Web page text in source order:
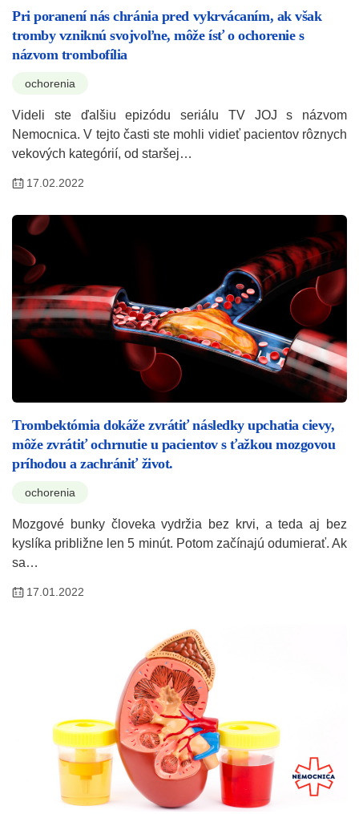
Pri poranení nás chránia pred vykrvácaním, ak však
tromby vzniknú svojvoľne, môže ísť o ochorenie s
názvom trombofília
ochorenia
Videli ste ďalšiu epizódu seriálu TV JOJ s názvom
Nemocnica. V tejto časti ste mohli vidieť pacientov rôznych
vekových kategórií, od staršej…
17.02.2022
Trombektómia dokáže zvrátiť následky upchatia cievy,
môže zvrátiť ochrnutie u pacientov s ťažkou mozgovou
príhodou a zachrániť život.
ochorenia
Mozgové bunky človeka vydržia bez krvi, a teda aj bez
kyslíka približne len 5 minút. Potom začínajú odumierať. Ak
sa…
17.01.2022